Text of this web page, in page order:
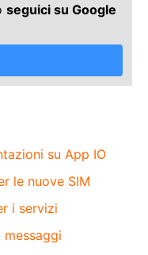
seguici su Google
su App IO
le nuove SIM
i servizi